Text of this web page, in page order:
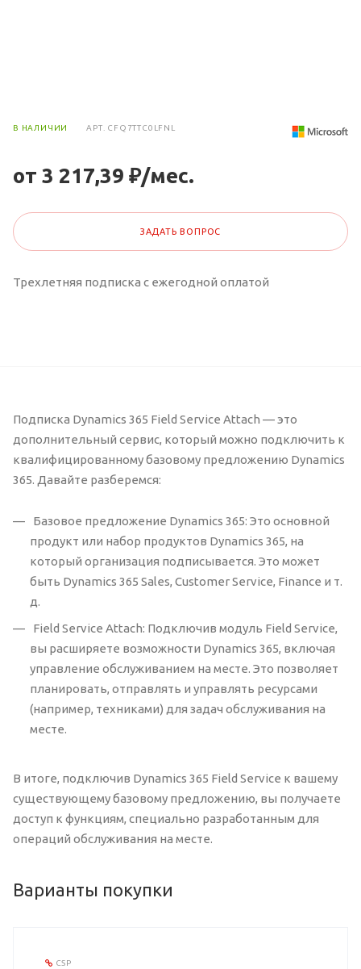
В НАЛИЧИИ АРТ. CFQ7TTC0LFNL
от 3 217,39 ₽/мес.
ЗАДАТЬ ВОПРОС
Трехлетняя подписка с ежегодной оплатой
Подписка Dynamics 365 Field Service Attach — это
дополнительный сервис, который можно подключить к
квалифицированному базовому предложению Dynamics
365. Давайте разберемся:
Базовое предложение Dynamics 365: Это основной
продукт или набор продуктов Dynamics 365, на
который организация подписывается. Это может
быть Dynamics 365 Sales, Customer Service, Finance и т.
д.
Field Service Attach: Подключив модуль Field Service,
вы расширяете возможности Dynamics 365, включая
управление обслуживанием на месте. Это позволяет
планировать, отправлять и управлять ресурсами
(например, техниками) для задач обслуживания на
месте.
В итоге, подключив Dynamics 365 Field Service к вашему
существующему базовому предложению, вы получаете
доступ к функциям, специально разработанным для
операций обслуживания на месте.
Варианты покупки
CSP